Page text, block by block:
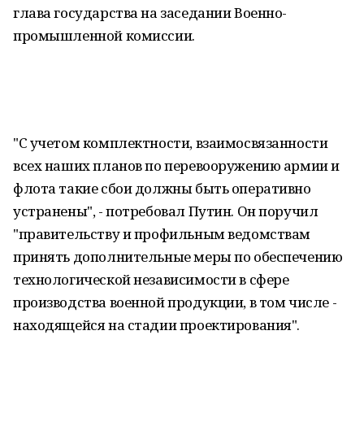
глава государства на заседании Военно-
промышленной комиссии.
"С учетом комплектности, взаимосвязанности
всех наших планов по перевооружению армии и
флота такие сбои должны быть оперативно
устранены", - потребовал Путин. Он поручил
"правительству и профильным ведомствам
принять дополнительные меры по обеспечению
технологической независимости в сфере
производства военной продукции, в том числе -
находящейся на стадии проектирования".